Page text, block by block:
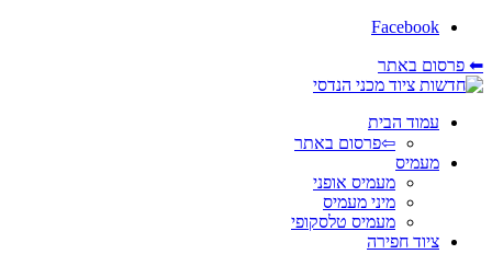
Facebook
⬅ פרסום באתר
עמוד הבית
⇦פרסום באתר
מעמיס
מעמיס אופני
מיני מעמיס
מעמיס טלסקופי
ציוד חפירה